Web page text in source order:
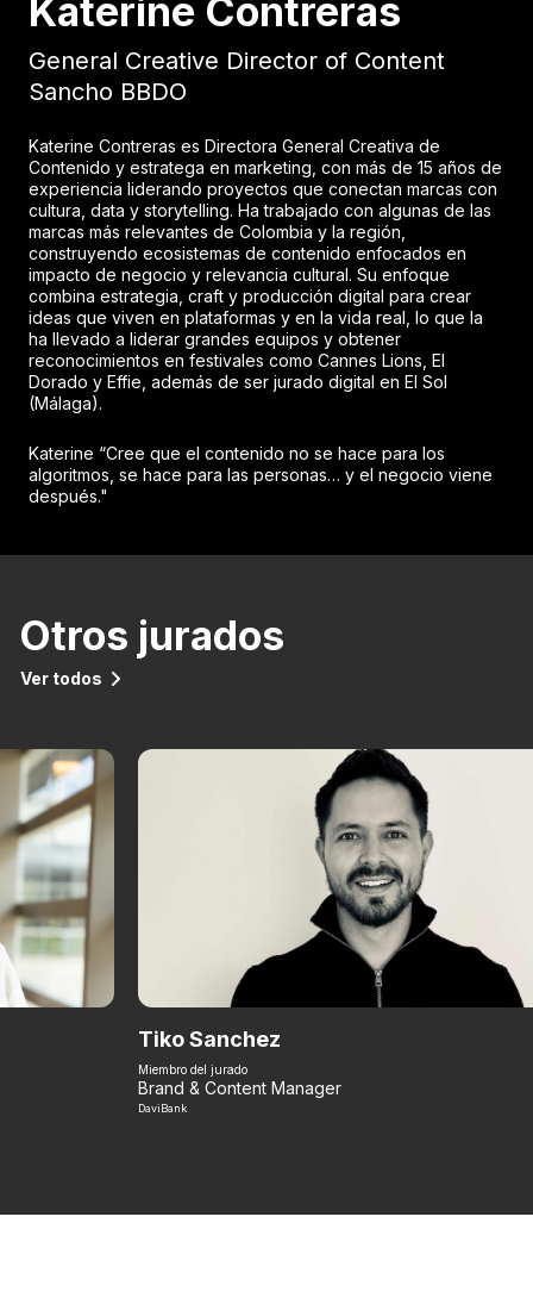
Katerine Contreras
General Creative Director of Content
Sancho BBDO
Katerine Contreras es Directora General Creativa de
Contenido y estratega en marketing, con más de 15 años de
experiencia liderando proyectos que conectan marcas con
cultura, data y storytelling. Ha trabajado con algunas de las
marcas más relevantes de Colombia y la región,
construyendo ecosistemas de contenido enfocados en
impacto de negocio y relevancia cultural. Su enfoque
combina estrategia, craft y producción digital para crear
ideas que viven en plataformas y en la vida real, lo que la
ha llevado a liderar grandes equipos y obtener
reconocimientos en festivales como Cannes Lions, El
Dorado y Effie, además de ser jurado digital en El Sol
(Málaga).
Katerine “Cree que el contenido no se hace para los
algoritmos, se hace para las personas… y el negocio viene
después."
Otros jurados
Ver todos
Tiko Sanchez
Miembro del jurado
Brand & Content Manager
DaviBank